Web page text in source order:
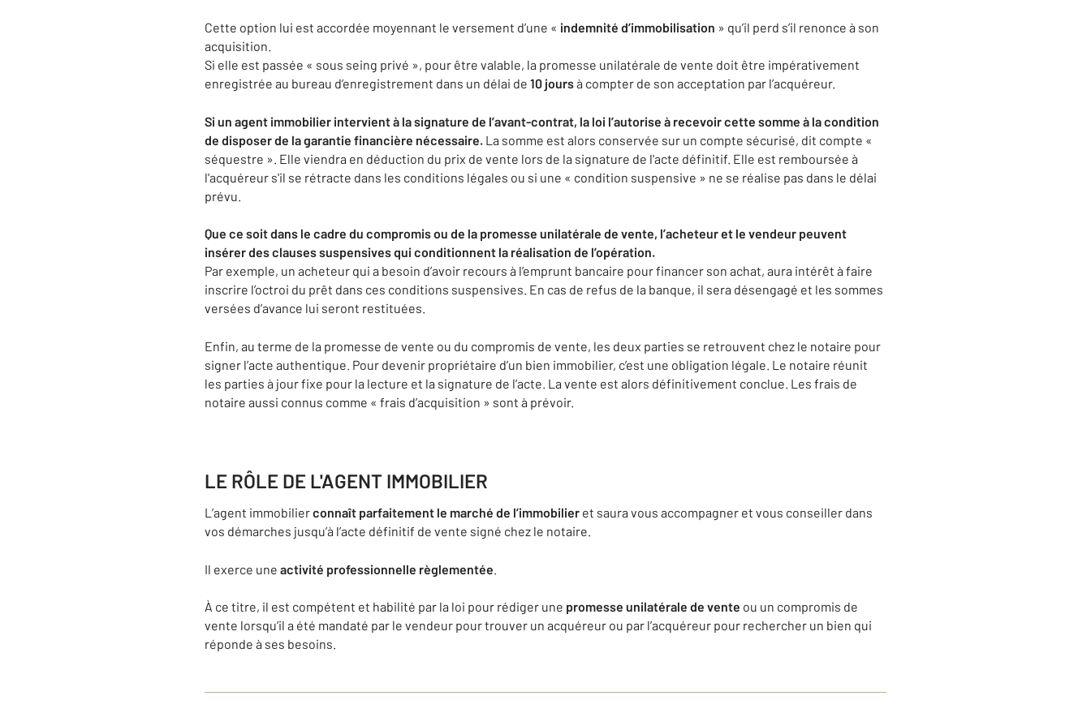
Cette option lui est accordée moyennant le versement d’une « indemnité d’immobilisation » qu’il perd s’il renonce à son
acquisition.
Si elle est passée « sous seing privé », pour être valable, la promesse unilatérale de vente doit être impérativement
enregistrée au bureau d’enregistrement dans un délai de 10 joursà compter de son acceptation par l’acquéreur.
Si un agent immobilier intervient à la signature de l’avant-contrat, la loi l’autorise à recevoir cette somme à la condition
de disposer de la garantie financière nécessaire. La somme est alors conservée sur un compte sécurisé, dit compte «
séquestre ». Elle viendra en déduction du prix de vente lors de la signature de l'acte définitif. Elle est remboursée à
l'acquéreur s'il se rétracte dans les conditions légales ou si une « condition suspensive » ne se réalise pas dans le délai
prévu.
Que ce soit dans le cadre du compromis ou de la promesse unilatérale de vente, l’acheteur et le vendeur peuvent
insérer des clauses suspensives qui conditionnent la réalisation de l’opération.
Par exemple, un acheteur qui a besoin d’avoir recours à l’emprunt bancaire pour financer son achat, aura intérêt à faire
inscrire l’octroi du prêt dans ces conditions suspensives. En cas de refus de la banque, il sera désengagé et les sommes
versées d’avance lui seront restituées.
Enfin, au terme de la promesse de vente ou du compromis de vente, les deux parties se retrouvent chez le notaire pour
signer l’acte authentique. Pour devenir propriétaire d’un bien immobilier, c’est une obligation légale. Le notaire réunit
les parties à jour fixe pour la lecture et la signature de l’acte. La vente est alors définitivement conclue. Les frais de
notaire aussi connus comme « frais d’acquisition » sont à prévoir.
LE RÔLE DE L'AGENT IMMOBILIER
L’agent immobilierconnaît parfaitement le marché de l’immobilier et saura vous accompagner et vous conseiller dans
vos démarches jusqu’à l’acte définitif de vente signé chez le notaire.
Il exerce une activité professionnelle règlementée.
À ce titre, il est compétent et habilité par la loi pour rédiger une promesse unilatérale de vente ou un compromis de
vente lorsqu’il a été mandaté par le vendeur pour trouver un acquéreur ou par l’acquéreur pour rechercher un bien qui
réponde à ses besoins.